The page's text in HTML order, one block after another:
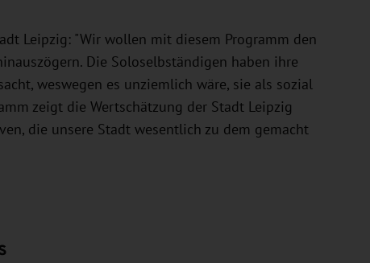
Leipzig: "Wir wollen mit diesem Programm den
Die Soloselbständigen haben ihre
weswegen es unziemlich wäre, sie als sozial
zeigt die Wertschätzung der Stadt Leipzig
die unsere Stadt wesentlich zu dem gemacht